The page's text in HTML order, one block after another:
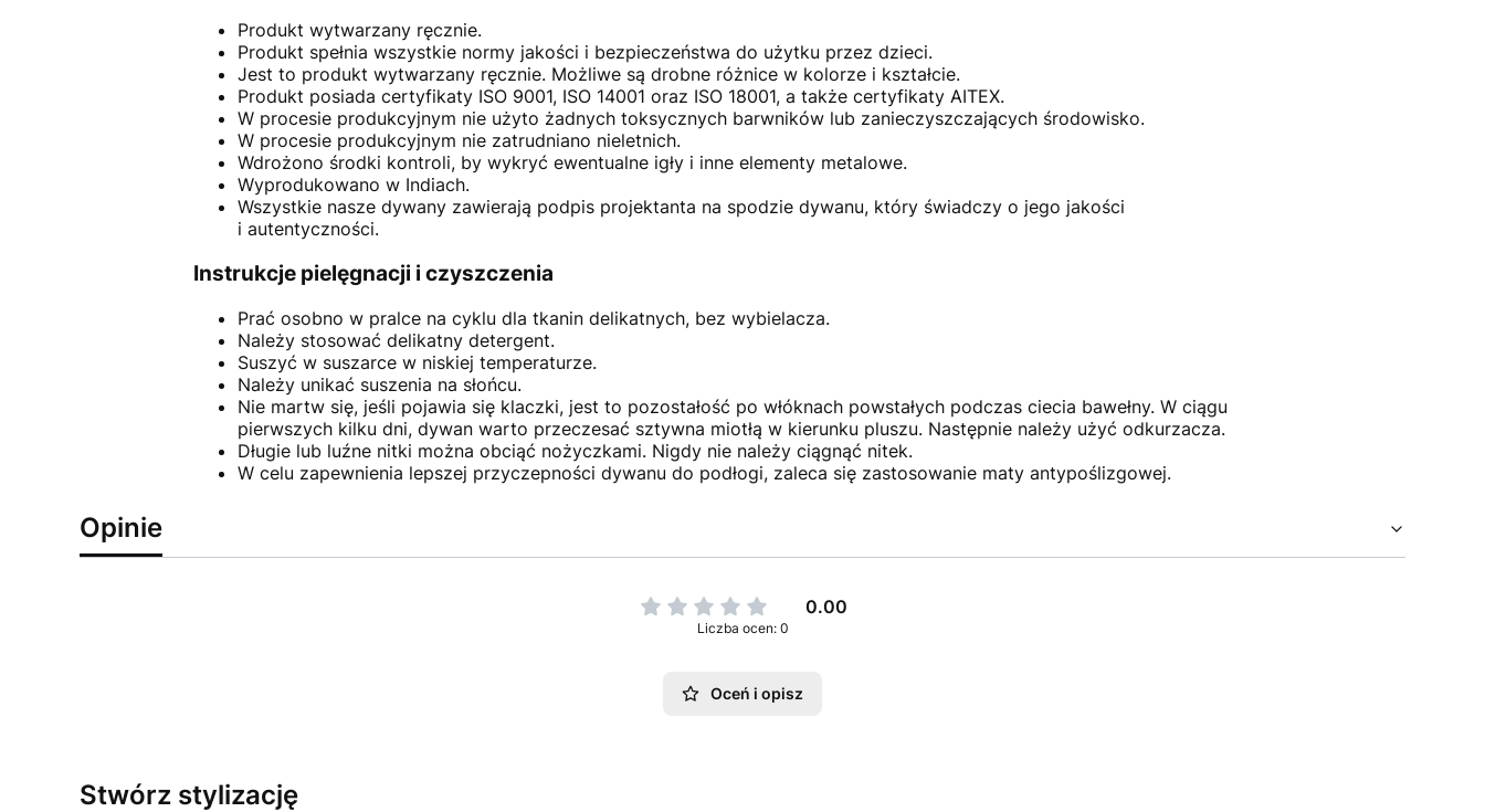
Produkt wytwarzany ręcznie.
Produkt spełnia wszystkie normy jakości i bezpieczeństwa do użytku przez dzieci.
Jest to produkt wytwarzany ręcznie. Możliwe są drobne różnice w kolorze i kształcie.
Produkt posiada certyfikaty ISO 9001, ISO 14001 oraz ISO 18001, a także certyfikaty AITEX.
W procesie produkcyjnym nie użyto żadnych toksycznych barwników lub zanieczyszczających środowisko.
W procesie produkcyjnym nie zatrudniano nieletnich.
Wdrożono środki kontroli, by wykryć ewentualne igły i inne elementy metalowe.
Wyprodukowano w Indiach.
Wszystkie nasze dywany zawierają podpis projektanta na spodzie dywanu, który świadczy o jego jakości
i autentyczności.
Instrukcje pielęgnacji i czyszczenia
Prać osobno w pralce na cyklu dla tkanin delikatnych, bez wybielacza.
Należy stosować delikatny detergent.
Suszyć w suszarce w niskiej temperaturze.
Należy unikać suszenia na słońcu.
Nie martw się, jeśli pojawia się klaczki, jest to pozostałość po włóknach powstałych podczas ciecia bawełny. W ciągu
pierwszych kilku dni, dywan warto przeczesać sztywna miotłą w kierunku pluszu. Następnie należy użyć odkurzacza.
Długie lub luźne nitki można obciąć nożyczkami. Nigdy nie należy ciągnąć nitek.
W celu zapewnienia lepszej przyczepności dywanu do podłogi, zaleca się zastosowanie maty antypoślizgowej.
Opinie
0.00
Liczba ocen: 0
Oceń i opisz
Stwórz stylizację